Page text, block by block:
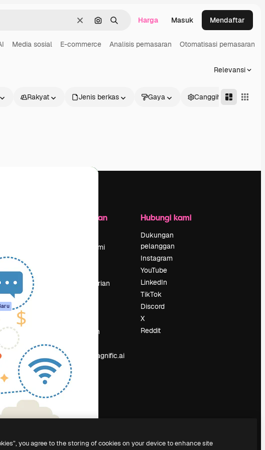
JernihPencarian berdasarkan gambar
MencariHarga Masuk Mendaftar
Media sosial E-commerce Analisis pemasaran Otomatisasi pemasaran
Relevansi
Rakyat Jenis berkas Gaya Canggih
privasi
Cookie
kepercayaan
Perusahaan
Tentang kami
Tren pencarian
Jual konten
Mencari magnific.ai
Hubungi kami
Dukungan
pelanggan
Instagram
YouTube
LinkedIn
TikTok
Discord
X
Reddit
.
you agree to the storing of cookies on your device to enhance site